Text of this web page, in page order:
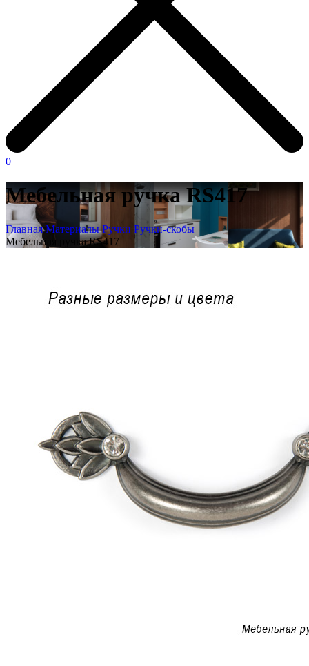
0
Мебельная ручка RS417
Главная Материалы Ручки Ручки-скобы
Мебельная ручка RS417